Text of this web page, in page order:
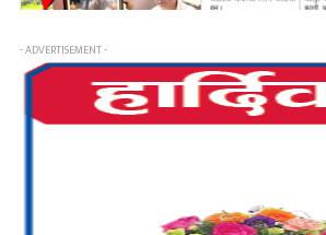
- ADVERTISEMENT -